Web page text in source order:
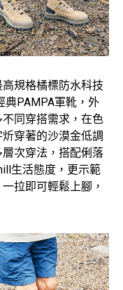
規格橘標防水科技
典PAMPA軍靴，外
同穿搭需求，在色
穿著的沙漠金低調
次穿法，搭配俐落
生活態度，更示範
拉即可輕鬆上腳，